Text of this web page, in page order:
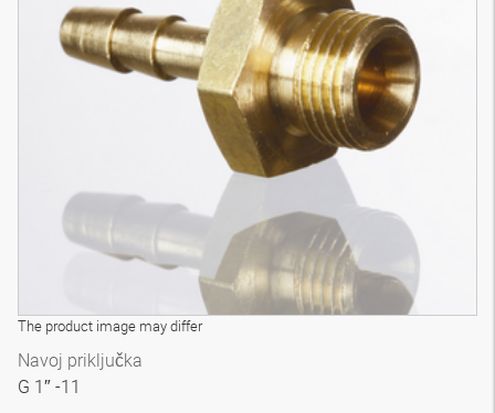
The product image may differ
Navoj priključka
G 1″ -11